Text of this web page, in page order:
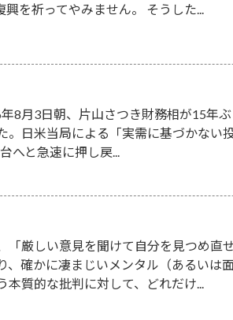
を祈ってやみません。 そうした...
8月3日朝、片山さつき財務相が15年
。日米当局による「実需に基づかない
へと急速に押し戻...
「厳しい意見を聞けて自分を見つめ直
確かに凄まじいメンタル（あるいは
質的な批判に対して、どれだけ...